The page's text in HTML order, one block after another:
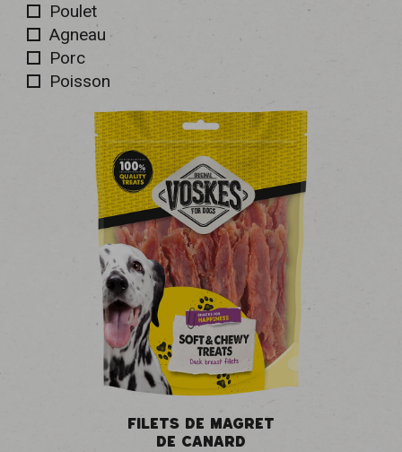
Poulet
Agneau
Porc
Poisson
FILETS DE MAGRET
DE CANARD